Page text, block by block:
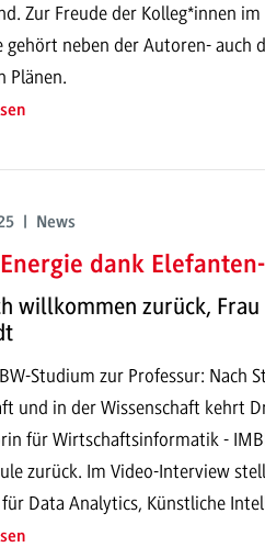
Zur Freude der Kolleg*innen
gehört neben der Autoren- auch
Plänen.
| News
dank
willkommen zurück, Frau
Studium zur Professur: Nach
und in der Wissenschaft kehrt
für Wirtschaftsinformatik -
zurück. Im Video-Interview
Data Analytics, Künstliche